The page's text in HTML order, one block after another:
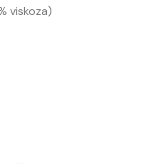
viskoza)